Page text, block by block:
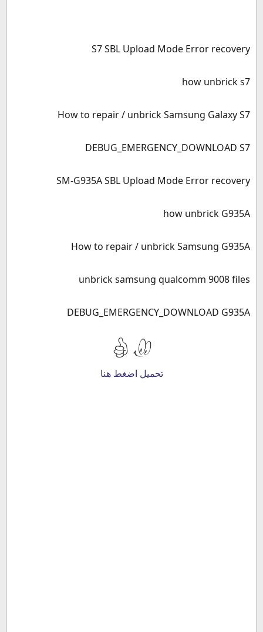
S7 SBL Upload Mode Error recovery
how unbrick s7
How to repair / unbrick Samsung Galaxy S7
DEBUG_EMERGENCY_DOWNLOAD S7
SM-G935A SBL Upload Mode Error recovery
how unbrick G935A
How to repair / unbrick Samsung G935A
unbrick samsung qualcomm 9008 files
DEBUG_EMERGENCY_DOWNLOAD G935A
تحميل اضغط هنا